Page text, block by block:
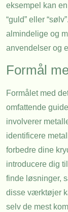
eksempel kan
“guld” eller
almindelige og
anvendelser og
Formål
Formålet med
omfattende
involverer
identificere
forbedre dine
introducere dig
finde løsninger,
disse værktøjer
selv de mest